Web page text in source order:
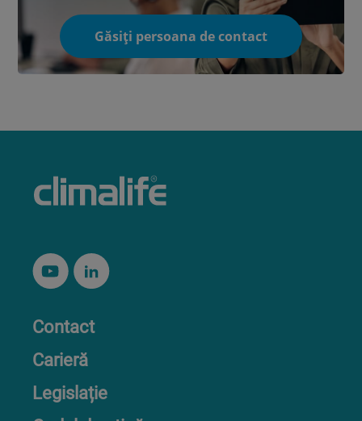
Găsiți persoana de contact
Contact
Carieră
Legislație